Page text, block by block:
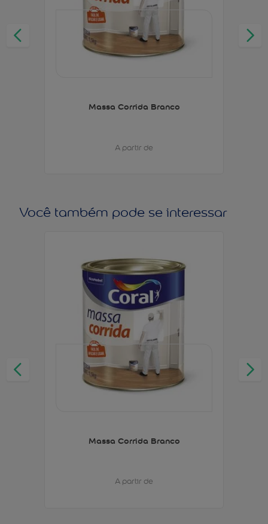
Massa Corrida Branco
A partir de
Você também pode se interessar
Massa Corrida Branco
A partir de